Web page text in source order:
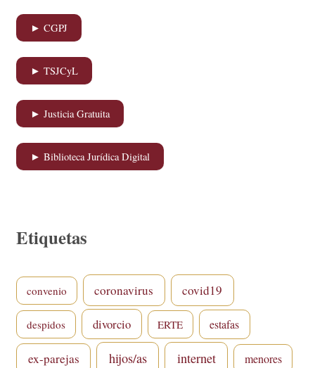
► CGPJ
► TSJCyL
► Justicia Gratuita
► Biblioteca Jurídica Digital
Etiquetas
convenio coronavirus covid19
despidos divorcio ERTE estafas
ex-parejas hijos/as internet menores